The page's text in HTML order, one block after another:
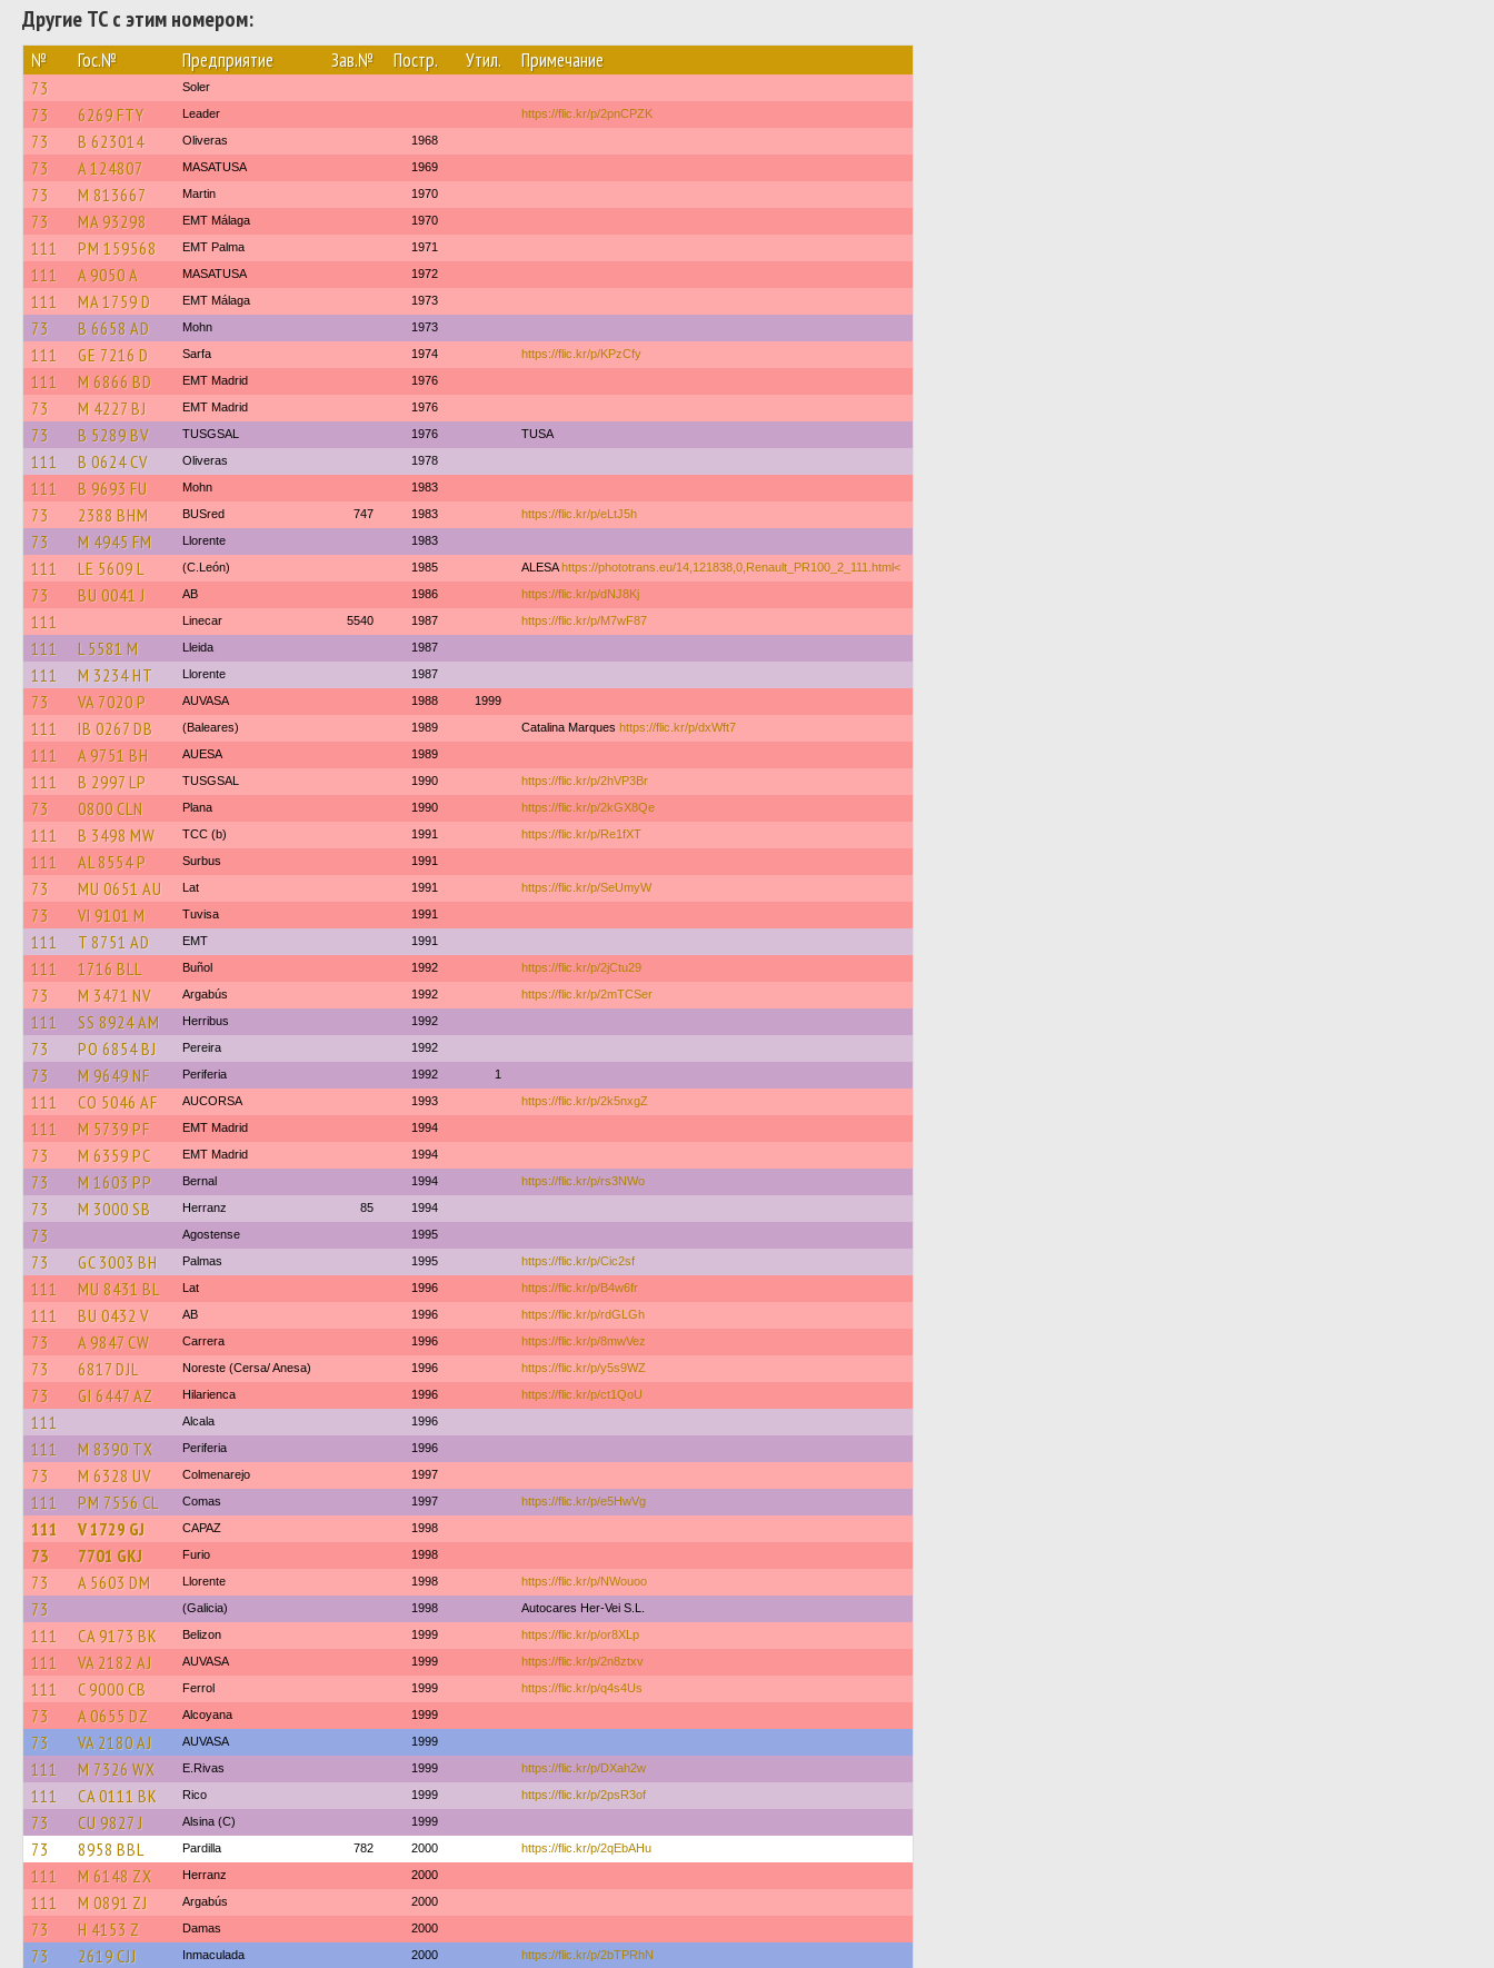
Другие ТС с этим номером:
№ Гос.№ Предприятие Зав.№ Постр. Утил. Примечание
73 Soler
73 6269 FTY Leader https://flic.kr/p/2pnCPZK
73 B 623014 Oliveras 1968
73 A 124807 MASATUSA 1969
73 M 813667 Martin 1970
73 MA 93298 EMT Málaga 1970
111 PM 159568 EMT Palma 1971
111 A 9050 A MASATUSA 1972
111 MA 1759 D EMT Málaga 1973
73 B 6658 AD Mohn 1973
111 GE 7216 D Sarfa 1974 https://flic.kr/p/KPzCfy
111 M 6866 BD EMT Madrid 1976
73 M 4227 BJ EMT Madrid 1976
73 B 5289 BV TUSGSAL 1976 TUSA
111 B 0624 CV Oliveras 1978
111 B 9693 FU Mohn 1983
73 2388 BHM BUSred 747 1983 https://flic.kr/p/eLtJ5h
73 M 4945 FM Llorente 1983
111 LE 5609 L (C.León) 1985 ALESAhttps://phototrans.eu/14,121838,0,Renault_PR100_2_111.html<
73 BU 0041 J AB 1986 https://flic.kr/p/dNJ8Kj
111 Linecar 5540 1987 https://flic.kr/p/M7wF87
111 L 5581 M Lleida 1987
111 M 3234 HT Llorente 1987
73 VA 7020 P AUVASA 1988 1999
111 IB 0267 DB (Baleares) 1989 Catalina Marques https://flic.kr/p/dxWft7
111 A 9751 BH AUESA 1989
111 B 2997 LP TUSGSAL 1990 https://flic.kr/p/2hVP3Br
73 0800 CLN Plana 1990 https://flic.kr/p/2kGX8Qe
111 B 3498 MW TCC (b) 1991 https://flic.kr/p/Re1fXT
111 AL 8554 P Surbus 1991
73 MU 0651 AU Lat 1991 https://flic.kr/p/SeUmyW
73 VI 9101 M Tuvisa 1991
111 T 8751 AD EMT 1991
111 1716 BLL Buñol 1992 https://flic.kr/p/2jCtu29
73 M 3471 NV Argabús 1992 https://flic.kr/p/2mTCSer
111 SS 8924 AM Herribus 1992
73 PO 6854 BJ Pereira 1992
73 M 9649 NF Periferia 1992 1
111 CO 5046 AF AUCORSA 1993 https://flic.kr/p/2k5nxgZ
111 M 5739 PF EMT Madrid 1994
73 M 6359 PC EMT Madrid 1994
73 M 1603 PP Bernal 1994 https://flic.kr/p/rs3NWo
73 M 3000 SB Herranz 85 1994
73 Agostense 1995
73 GC 3003 BH Palmas 1995 https://flic.kr/p/Cic2sf
111 MU 8431 BL Lat 1996 https://flic.kr/p/B4w6fr
111 BU 0432 V AB 1996 https://flic.kr/p/rdGLGh
73 A 9847 CW Carrera 1996 https://flic.kr/p/8mwVez
73 6817 DJL Noreste (Cersa/ Anesa) 1996 https://flic.kr/p/y5s9WZ
73 GI 6447 AZ Hilarienca 1996 https://flic.kr/p/ct1QoU
111 Alcala 1996
111 M 8390 TX Periferia 1996
73 M 6328 UV Colmenarejo 1997
111 PM 7556 CL Comas 1997 https://flic.kr/p/e5HwVg
111 V 1729 GJ CAPAZ 1998
73 7701 GKJ Furio 1998
73 A 5603 DM Llorente 1998 https://flic.kr/p/NWouoo
73 (Galicia) 1998 Autocares Her-Vei S.L.
111 CA 9173 BK Belizon 1999 https://flic.kr/p/or8XLp
111 VA 2182 AJ AUVASA 1999 https://flic.kr/p/2n8ztxv
111 C 9000 CB Ferrol 1999 https://flic.kr/p/q4s4Us
73 A 0655 DZ Alcoyana 1999
73 VA 2180 AJ AUVASA 1999
111 M 7326 WX E.Rivas 1999 https://flic.kr/p/DXah2w
111 CA 0111 BK Rico 1999 https://flic.kr/p/2psR3of
73 CU 9827 J Alsina (C) 1999
73 8958 BBL Pardilla 782 2000 https://flic.kr/p/2qEbAHu
111 M 6148 ZX Herranz 2000
111 M 0891 ZJ Argabús 2000
73 H 4153 Z Damas 2000
73 2619 CJJ Inmaculada 2000 https://flic.kr/p/2bTPRhN